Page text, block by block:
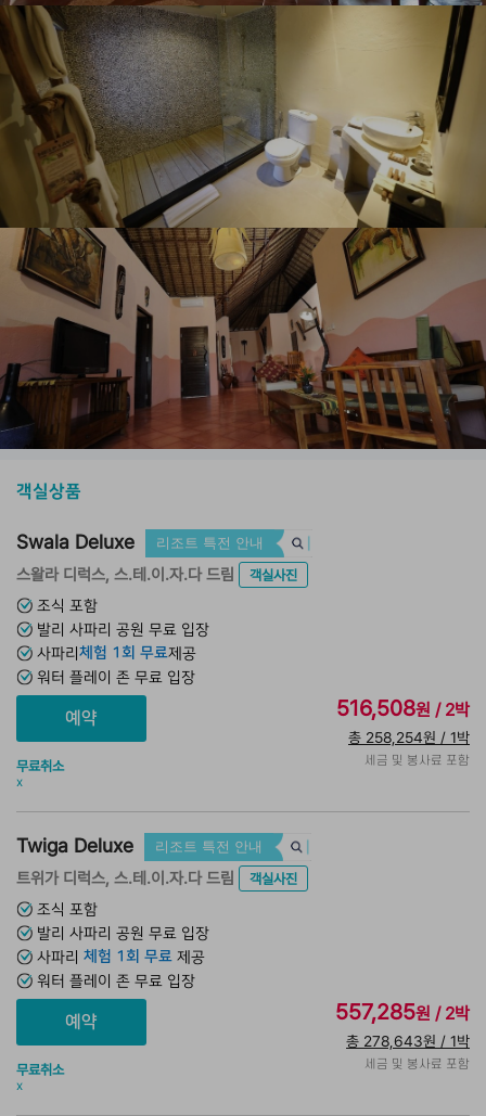
객실상품
Swala Deluxe 리조트 특전 안내
스왈라 디럭스, 스.테.이.자.다 드림
객실사진
조식 포함
발리 사파리 공원 무료 입장
사파리 체험 1회 무료제공
워터 플레이 존 무료 입장
무료취소
x
516,508원 / 2박
총 258,254원 / 1박
세금 및 봉사료 포함
Twiga Deluxe 리조트 특전 안내
트위가 디럭스, 스.테.이.자.다 드림
객실사진
조식 포함
발리 사파리 공원 무료 입장
사파리 체험 1회 무료 제공
워터 플레이 존 무료 입장
무료취소
x
557,285원 / 2박
총 278,643원 / 1박
세금 및 봉사료 포함